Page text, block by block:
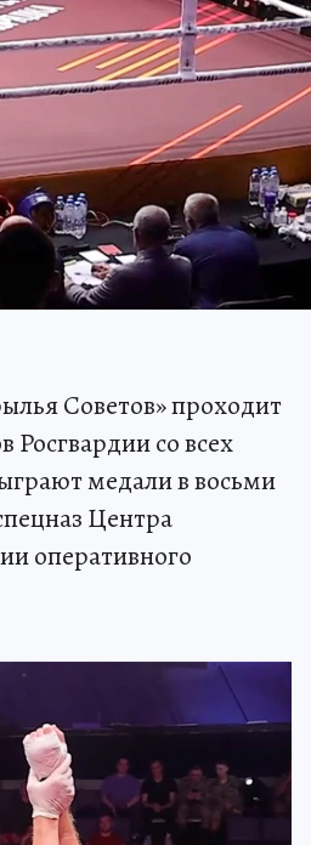
Советов» проходит
Росгвардии со всех
медали в восьми
Центра
оперативного